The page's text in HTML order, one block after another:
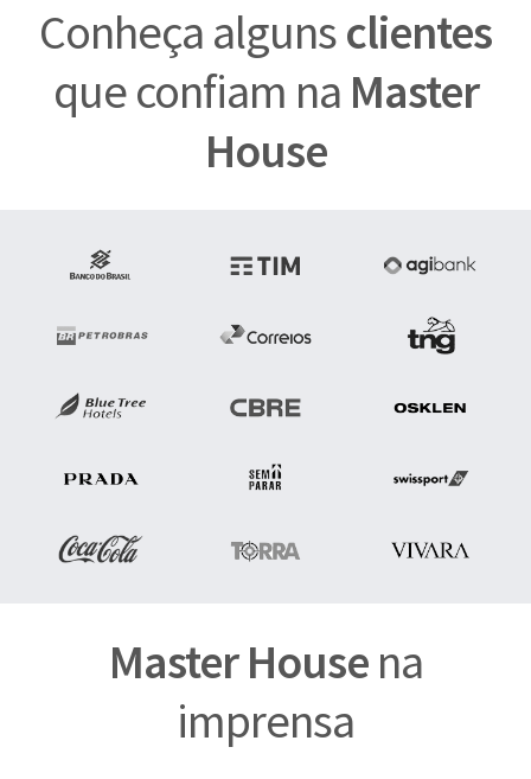
Conheça algunsclientes
que confiam na Master
House
Master Housena
imprensa